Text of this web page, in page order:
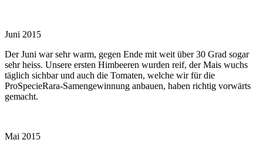
Juni 2015
Der Juni war sehr warm, gegen Ende mit weit über 30 Grad sogar
sehr heiss. Unsere ersten Himbeeren wurden reif, der Mais wuchs
täglich sichbar und auch die Tomaten, welche wir für die
ProSpecieRara-Samengewinnung anbauen, haben richtig vorwärts
gemacht.
Mai 2015